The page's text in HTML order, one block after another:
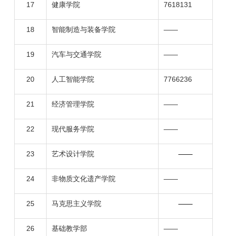
17 健康学院 7618131
18 智能制造与装备学院 ——
19 汽车与交通学院 ——
20 人工智能学院 7766236
21 经济管理学院 ——
22 现代服务学院 ——
23 艺术设计学院 ——
24 非物质文化遗产学院 ——
25 马克思主义学院 ——
26 基础教学部 ——